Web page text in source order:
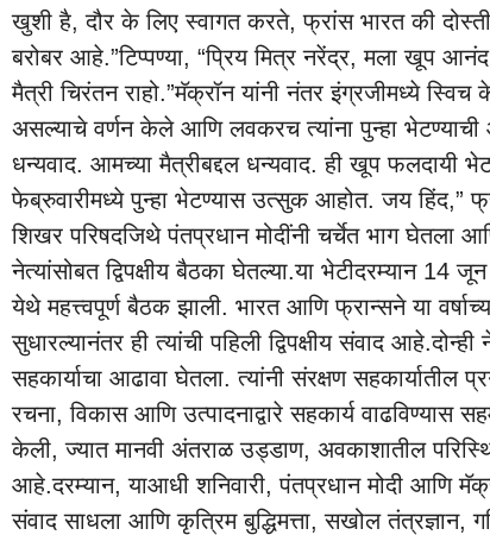
खुशी है, दौर के लिए स्वागत करते, फ्रांस भारत की
बरोबर आहे.”टिप्पण्या, “प्रिय मित्र नरेंद्र, मला खूप
मैत्री चिरंतन राहो.”मॅक्रॉन यांनी नंतर इंग्रजीमध्ये
असल्याचे वर्णन केले आणि लवकरच त्यांना पुन्हा
धन्यवाद. आमच्या मैत्रीबद्दल धन्यवाद. ही खूप फलदायी
फेब्रुवारीमध्ये पुन्हा भेटण्यास उत्सुक आहोत. जय हिंद,”
शिखर परिषदजिथे पंतप्रधान मोदींनी चर्चेत भाग घेतला
नेत्यांसोबत द्विपक्षीय बैठका घेतल्या.या भेटीदरम्यान 14
येथे महत्त्वपूर्ण बैठक झाली. भारत आणि फ्रान्सने या
सुधारल्यानंतर ही त्यांची पहिली द्विपक्षीय संवाद आहे.
सहकार्याचा आढावा घेतला. त्यांनी संरक्षण सहकार्यातील
रचना, विकास आणि उत्पादनाद्वारे सहकार्य वाढविण्यास
केली, ज्यात मानवी अंतराळ उड्डाण, अवकाशातील
आहे.दरम्यान, याआधी शनिवारी, पंतप्रधान मोदी आणि
संवाद साधला आणि कृत्रिम बुद्धिमत्ता, सखोल तंत्रज्ञान,